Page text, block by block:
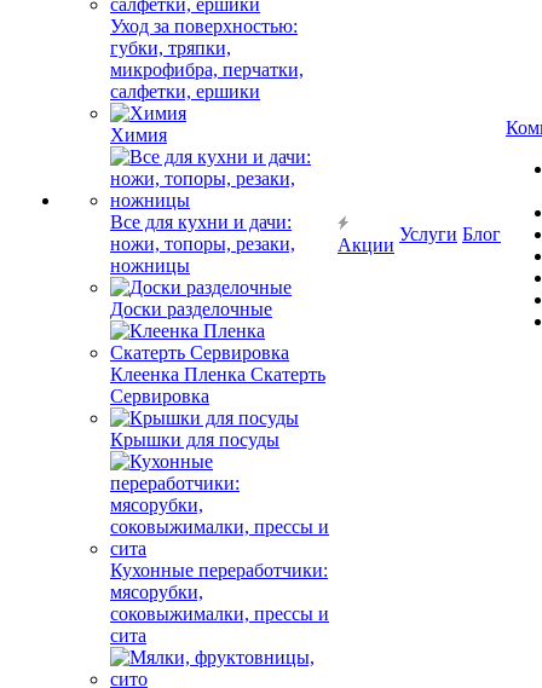
Уход за поверхностью:
губки, тряпки,
микрофибра, перчатки,
салфетки, ершики
Химия
Все для кухни и дачи:
ножи, топоры, резаки,
ножницы
Доски разделочные
Клеенка Пленка Скатерть
Сервировка
Крышки для посуды
Кухонные переработчики:
мясорубки,
соковыжималки, прессы и
сита
Акции
Услуги Блог